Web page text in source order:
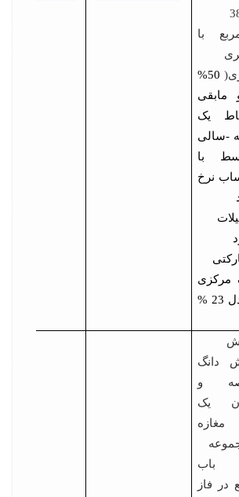
با
50%
مابقی
یک
-سالی
با
نرخ
مرکزی
معادل 23 %
دانگ
و
یک
مغازه
15 باب
در فاز